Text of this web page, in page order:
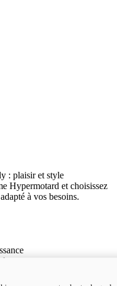
: plaisir et style
Hypermotard et choisissez
à vos besoins.